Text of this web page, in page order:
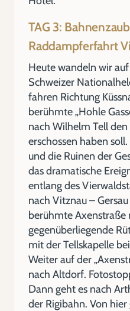
TAG 3:
Raddampferfahrt
Heute wandeln wir
Schweizer
fahren Richtung
berühmte „Hohle
nach Wilhelm Tell den
erschossen haben
und die Ruinen der
das dramatische
entlang des
nach Vitznau –
berühmte Axenstraße
gegenüberliegende
mit der Tellskapelle
Weiter auf der
nach Altdorf.
Dann geht es nach
der Rigibahn. Von